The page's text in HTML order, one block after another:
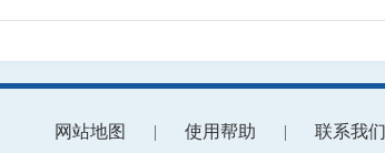
网站地图 | 使用帮助 | 联系我们